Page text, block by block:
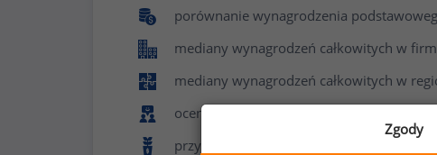
porównanie wynagrodzenia
mediany wynagrodzeń całkowitych w
mediany wynagrodzeń całkowitych w
ocenę poziomu zadowolenia z pracy i
przyznawane benefity
Zgody